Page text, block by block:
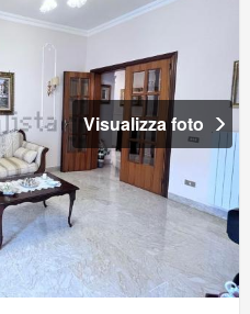
Visualizza foto